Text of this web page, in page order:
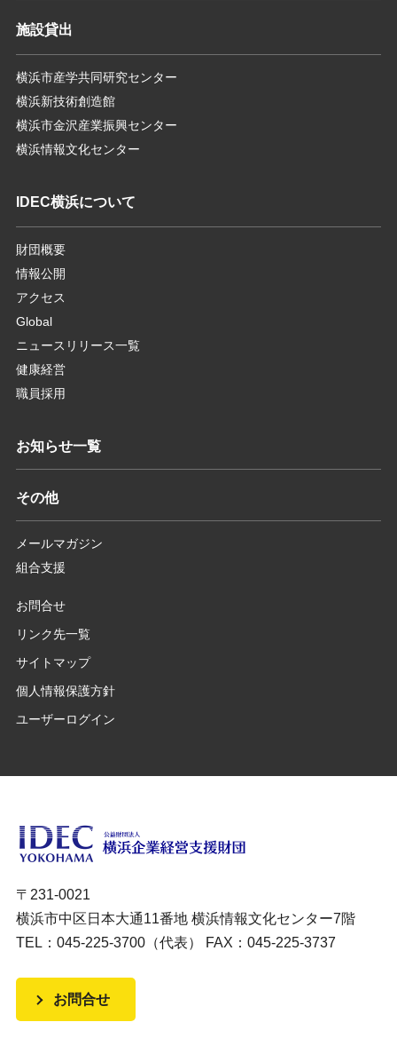
施設貸出
横浜市産学共同研究センター
横浜新技術創造館
横浜市金沢産業振興センター
横浜情報文化センター
IDEC横浜について
財団概要
情報公開
アクセス
Global
ニュースリリース一覧
健康経営
職員採用
お知らせ一覧
その他
メールマガジン
組合支援
お問合せ
リンク先一覧
サイトマップ
個人情報保護方針
ユーザーログイン
〒231-0021
横浜市中区日本大通11番地 横浜情報文化センター7階
TEL：045-225-3700（代表） FAX：045-225-3737
お問合せ